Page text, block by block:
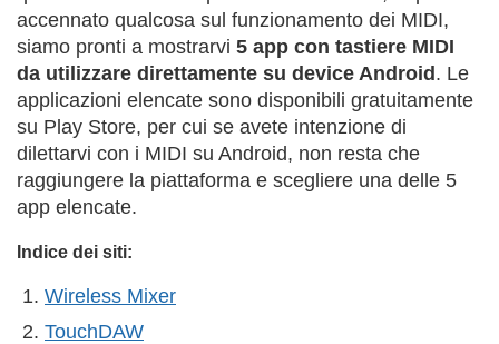
accennato qualcosa sul funzionamento dei MIDI,
siamo pronti a mostrarvi 5 app con tastiere MIDI
da utilizzare direttamente su device Android . Le
applicazioni elencate sono disponibili gratuitamente
su Play Store, per cui se avete intenzione di
dilettarvi con i MIDI su Android, non resta che
raggiungere la piattaforma e scegliere una delle 5
app elencate.
Indice dei siti:
Wireless Mixer
TouchDAW